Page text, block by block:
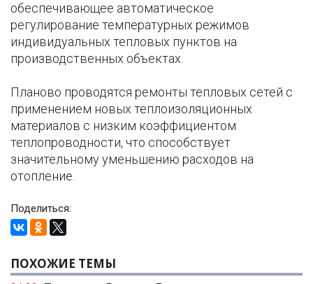
обеспечивающее автоматическое
регулирование температурных режимов
индивидуальных тепловых пунктов на
производственных объектах.
Планово проводятся ремонты тепловых сетей с
применением новых теплоизоляционных
материалов с низким коэффициентом
теплопроводности, что способствует
значительному уменьшению расходов на
отопление.
Поделиться:
ПОХОЖИЕ ТЕМЫ